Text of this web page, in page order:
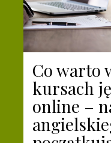
Co warto
kursach
online –